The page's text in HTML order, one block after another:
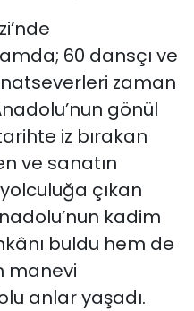
60 dansçı ve
zaman
gönül
iz bırakan
ve sanatın
çıkan
kadim
buldu hem de
manevi
anlar yaşadı.